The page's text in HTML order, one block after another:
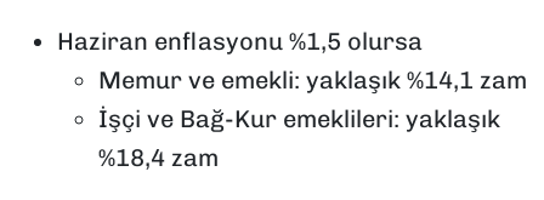
Haziran enflasyonu %1,5 olursa
Memur ve emekli: yaklaşık %14,1 zam
İşçi ve Bağ-Kur emeklileri: yaklaşık
%18,4 zam